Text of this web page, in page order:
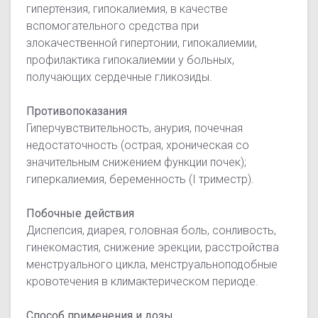
гипертензия, гипокалиемия, в качестве
вспомогательного средства при
злокачественной гипертонии, гипокалиемии,
профилактика гипокалиемии у больных,
получающих сердечные гликозиды.
Противопоказания
Гиперчувствительность, анурия, почечная
недостаточность (острая, хроническая со
значительным снижением функции почек);
гиперкалиемия, беременность (I триместр).
Побочные действия
Диспепсия, диарея, головная боль, сонливость,
гинекомастия, снижение эрекции, расстройства
менструального цикла, менструальноподобные
кровотечения в климактерическом периоде.
Способ применения и дозы